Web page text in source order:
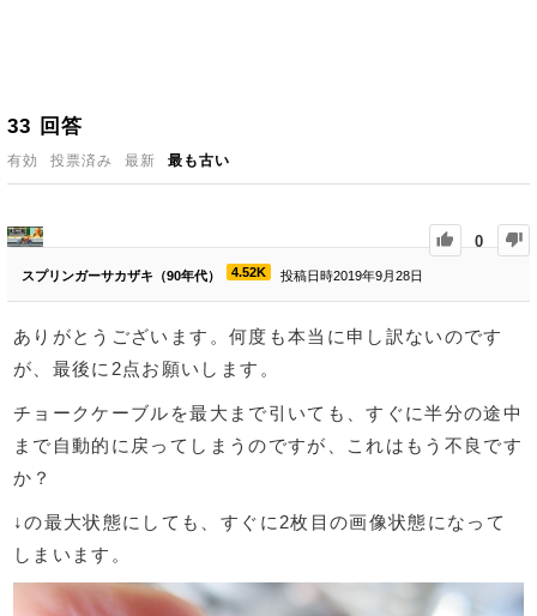
33 回答
有効 投票済み 最新 最も古い
0
スプリンガーサカザキ（90年代） 4.52K 投稿日時2019年9月28日
ありがとうございます。何度も本当に申し訳ないのです
が、最後に2点お願いします。
チョークケーブルを最大まで引いても、すぐに半分の途中
まで自動的に戻ってしまうのですが、これはもう不良です
か？
↓の最大状態にしても、すぐに2枚目の画像状態になって
しまいます。